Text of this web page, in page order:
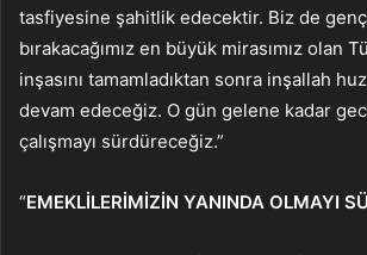
tasfiyesine şahitlik edecektir. Biz de
bırakacağımız en büyük mirasımız olan
inşasını tamamladıktan sonra inşallah
devam edeceğiz. O gün gelene kadar
çalışmayı sürdüreceğiz.”
“EMEKLİLERİMİZİN YANINDA OLMAYI